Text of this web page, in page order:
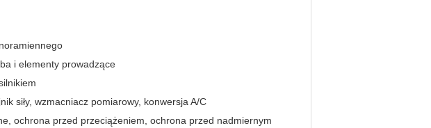
i elementy prowadzące
siły, wzmacniacz pomiarowy, konwersja A/C
ochrona przed przeciążeniem, ochrona przed nadmiernym